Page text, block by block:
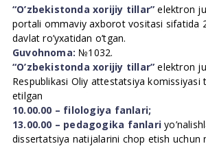
“O’zbekistonda xorijiy tillar” elektron
portali ommaviy axborot vositasi sifatida
davlat ro’yxatidan o’tgan.
Guvohnoma: №1032.
“O’zbekistonda xorijiy tillar” elektron
Respublikasi Oliy attestatsiya komissiyasi
etilgan
10.00.00 – filologiya fanlari;
13.00.00 – pedagogika fanlari
dissertatsiya natijalarini chop etish uchun